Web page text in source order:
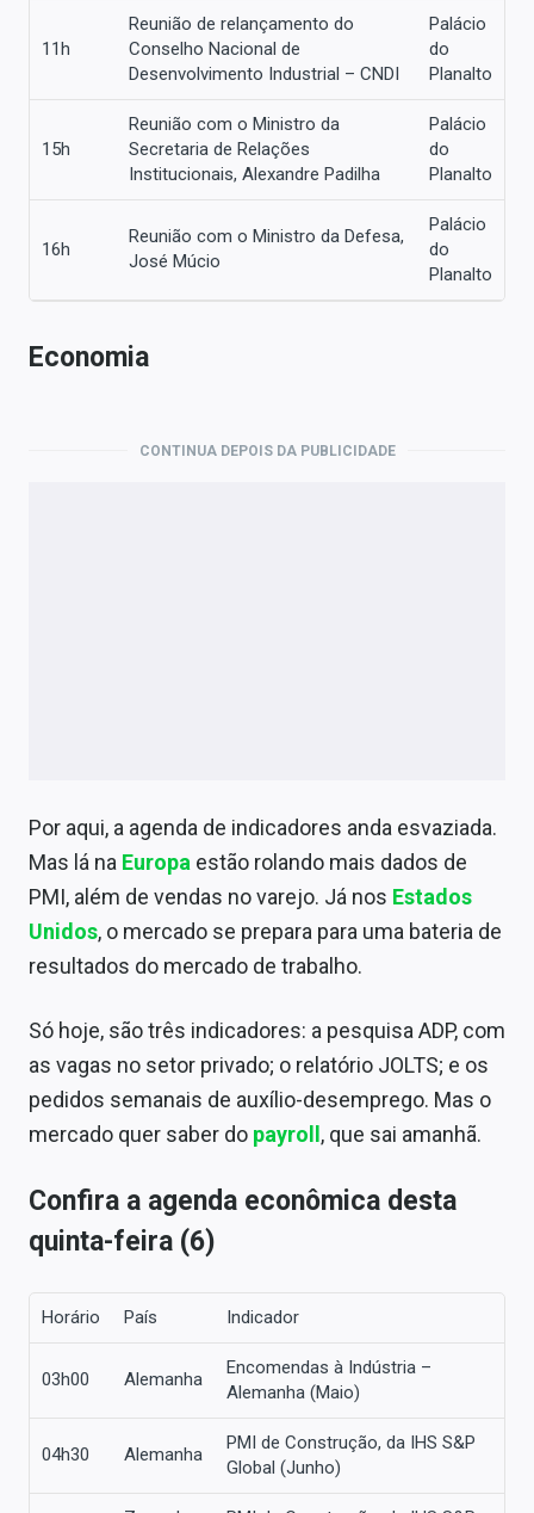
11h
Reunião de relançamento do
Conselho Nacional de
Desenvolvimento Industrial – CNDI
Palácio
do
Planalto
15h
Reunião com o Ministro da
Secretaria de Relações
Institucionais, Alexandre Padilha
Palácio
do
Planalto
16h
Reunião com o Ministro da Defesa,
José Múcio
Palácio
do
Planalto
Economia
CONTINUA DEPOIS DA PUBLICIDADE
Por aqui, a agenda de indicadores anda esvaziada.
Mas lá na Europa estão rolando mais dados de
PMI, além de vendas no varejo. Já nos Estados
Unidos, o mercado se prepara para uma bateria de
resultados do mercado de trabalho.
Só hoje, são três indicadores: a pesquisa ADP, com
as vagas no setor privado; o relatório JOLTS; e os
pedidos semanais de auxílio-desemprego. Mas o
mercado quer saber do payroll, que sai amanhã.
Confira a agenda econômica desta
quinta-feira (6)
Horário País Indicador
03h00 Alemanha
Encomendas à Indústria –
Alemanha (Maio)
04h30 Alemanha
PMI de Construção, da IHS S&P
Global (Junho)